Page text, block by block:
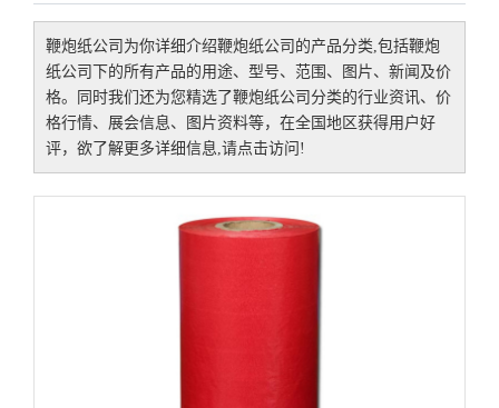
鞭炮纸公司 为你详细介绍鞭炮纸公司 的产品分类,包括鞭炮
纸公司
下的所有产品的用途、型号、范围、图片、新闻及价
格。同时我们还为您精选了鞭炮纸公司 分类的行业资讯、价
格行情、展会信息、图片资料等，在全国地区获得用户好
评，欲了解更多详细信息,请点击访问!